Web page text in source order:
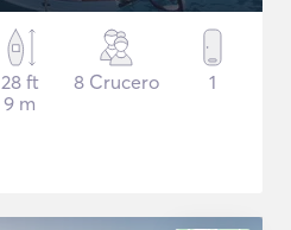
28 ft
9 m
8 Crucero 1